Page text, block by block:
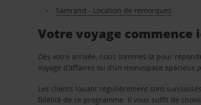
Samrand - Location de remorques
Votre voyage commence
Dès votre arrivée, nous sommes là pour
voyage d’affaires ou d’un monospace
Les clients louant régulièrement sont
fidélité de ce programme. Il vous suffit de